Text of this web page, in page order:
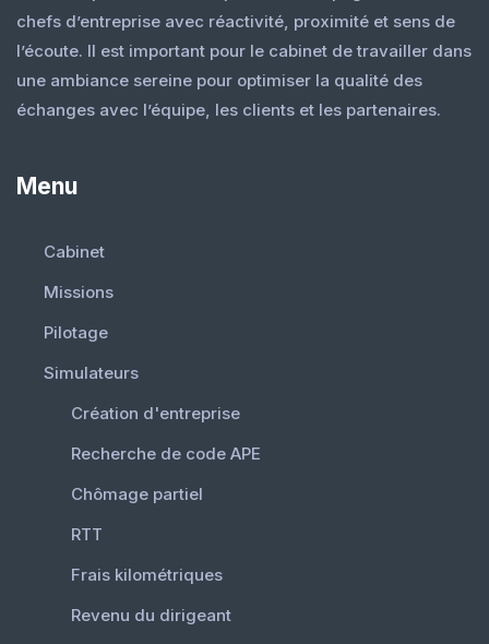
chefs d’entreprise avec réactivité, proximité et sens de
l’écoute. Il est important pour le cabinet de travailler dans
une ambiance sereine pour optimiser la qualité des
échanges avec l’équipe, les clients et les partenaires.
Menu
Cabinet
Missions
Pilotage
Simulateurs
Création d'entreprise
Recherche de code APE
Chômage partiel
RTT
Frais kilométriques
Revenu du dirigeant